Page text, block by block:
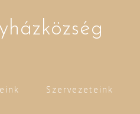
Szervezeteink